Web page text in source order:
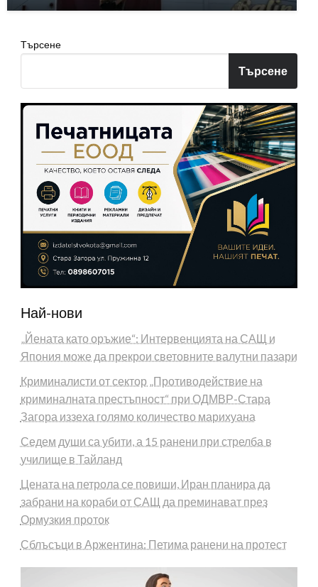
Търсене
Търсене
Най-нови
„Йената като оръжие“: Интервенцията на САЩ и
Япония може да прекрои световните валутни пазари
Криминалисти от сектор „Противодействие на
криминалната престъпност“ при ОДМВР-Стара
Загора иззеха голямо количество марихуана
Седем души са убити, а 15 ранени при стрелба в
училище в Тайланд
Цената на петрола се повиши, Иран планира да
забрани на кораби от САЩ да преминават през
Ормузкия проток
Сблъсъци в Аржентина: Петима ранени на протест